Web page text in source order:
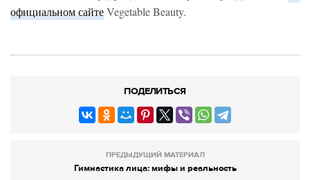
официальном сайтеVegetable Beauty.
ПОДЕЛИТЬСЯ
ПРЕДЫДУЩИЙ МАТЕРИАЛ
Гимнастика лица: мифы и реальность